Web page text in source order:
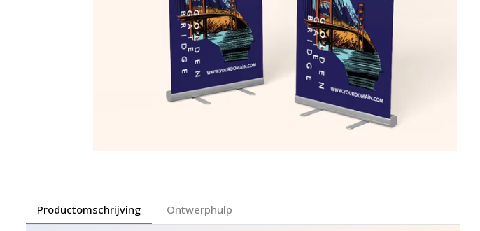
Productomschrijving Ontwerphulp